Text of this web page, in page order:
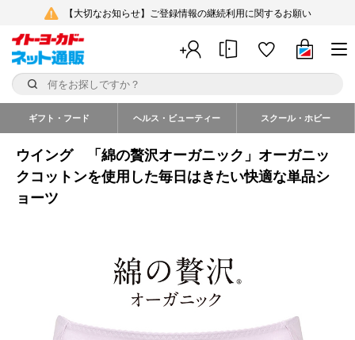
【大切なお知らせ】ご登録情報の継続利用に関するお願い
ギフト・フード ヘルス・ビューティー スクール・ホビー
ウイング 「綿の贅沢オーガニック」オーガニッ
クコットンを使用した毎日はきたい快適な単品シ
ョーツ